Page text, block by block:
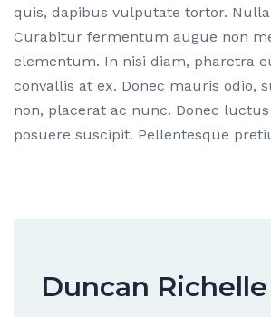
quis, dapibus vulputate tortor.
Curabitur fermentum augue non
elementum. In nisi diam, pharetra
convallis at ex. Donec mauris odio,
non, placerat ac nunc. Donec
posuere suscipit. Pellentesque
Duncan Richelle